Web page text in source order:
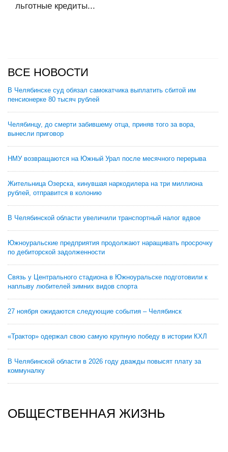
льготные кредиты...
ВСЕ НОВОСТИ
В Челябинске суд обязал самокатчика выплатить сбитой им
пенсионерке 80 тысяч рублей
Челябинцу, до смерти забившему отца, приняв того за вора,
вынесли приговор
НМУ возвращаются на Южный Урал после месячного перерыва
Жительница Озерска, кинувшая наркодилера на три миллиона
рублей, отправится в колонию
В Челябинской области увеличили транспортный налог вдвое
Южноуральские предприятия продолжают наращивать просрочку
по дебиторской задолженности
Связь у Центрального стадиона в Южноуральске подготовили к
наплыву любителей зимних видов спорта
27 ноября ожидаются следующие события – Челябинск
«Трактор» одержал свою самую крупную победу в истории КХЛ
В Челябинской области в 2026 году дважды повысят плату за
коммуналку
ОБЩЕСТВЕННАЯ ЖИЗНЬ